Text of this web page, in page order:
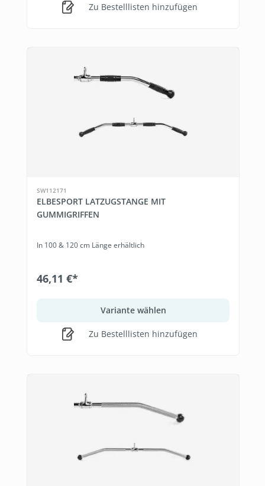
Zu Bestelllisten hinzufügen
SW112171
ELBESPORT LATZUGSTANGE MIT
GUMMIGRIFFEN
In 100 & 120 cm Länge erhältlich
46,11 €*
Variante wählen
Zu Bestelllisten hinzufügen